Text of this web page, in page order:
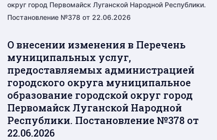
округ город Первомайск Луганской Народной Республики.
Постановление №378 от 22.06.2026
О внесении изменения в Перечень
муниципальных услуг,
предоставляемых администрацией
городского округа муниципальное
образование городской округ город
Первомайск Луганской Народной
Республики. Постановление №378 от
22.06.2026